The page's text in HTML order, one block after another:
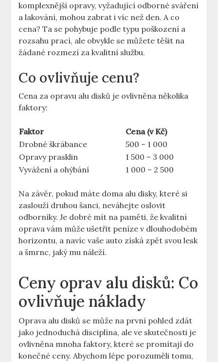
komplexnější opravy, vyžadující odborné sváření
a lakování, mohou zabrat i víc než den. A co
cena? Ta se pohybuje podle typu poškození a
rozsahu prací, ale obvykle se můžete‍ těšit na
žádané​ rozmezí za kvalitní⁤ službu.
Co ovlivňuje cenu?
Cena za ‌opravu alu disků je ovlivněna několika
faktory:
Faktor
Cena (v Kč)
Drobné škrábance
500 – 1 000
Opravy prasklin
1 500 – 3 000
Vyvážení a ohýbání
1 000 – 2 500
Na závěr, pokud máte doma alu disky, které si
zaslouží‍ druhou ​šanci, neváhejte oslovit
odborníky. Je ⁤dobré mít na paměti, že kvalitní
oprava vám může ušetřit⁤ peníze ⁢v dlouhodobém
horizontu, a‌ navíc vaše auto získá zpět svou lesk⁤
a šmrnc, jaký mu náleží.
Ceny oprav alu disků: Co
ovlivňuje náklady
Oprava ​alu disků se může ⁣na první pohled zdát
jako jednoduchá ⁢disciplína, ale ve skutečnosti⁤ je
ovlivněna mnoha faktory, které se promítají ‍do
⁢konečné ceny. Abychom lépe porozuměli tomu,